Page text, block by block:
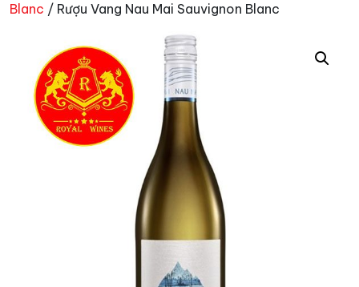
Blanc / Rượu Vang Nau Mai Sauvignon Blanc